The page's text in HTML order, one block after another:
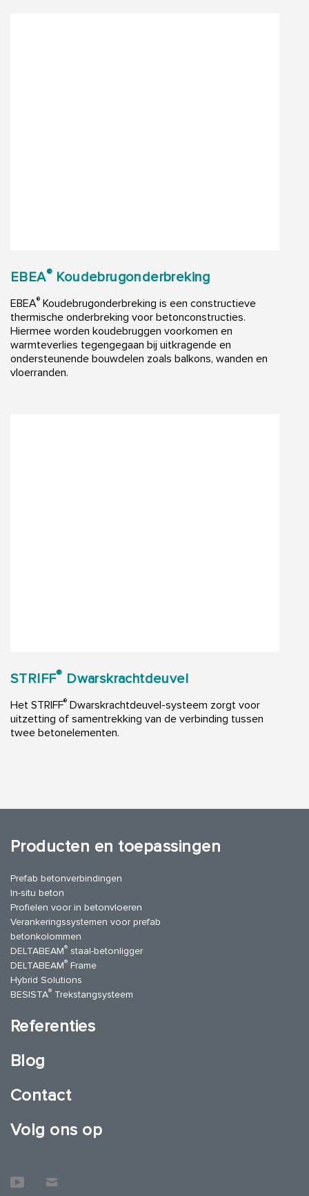
EBEA® Koudebrugonderbreking
EBEA® Koudebrugonderbreking is een constructieve
thermische onderbreking voor betonconstructies.
Hiermee worden koudebruggen voorkomen en
warmteverlies tegengegaan bij uitkragende en
ondersteunende bouwdelen zoals balkons, wanden en
vloerranden.
STRIFF® Dwarskrachtdeuvel
Het STRIFF® Dwarskrachtdeuvel-systeem zorgt voor
uitzetting of samentrekking van de verbinding tussen
twee betonelementen.
Producten en toepassingen
Prefab betonverbindingen
In-situ beton
Profielen voor in betonvloeren
Verankeringssystemen voor prefab
betonkolommen
DELTABEAM® staal-betonligger
DELTABEAM® Frame
Hybrid Solutions
BESISTA® Trekstangsysteem
Referenties
Blog
Contact
Volg ons op